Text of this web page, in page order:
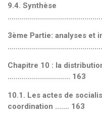
9.4. Synthèse
3ème Partie: analyses et
Chapitre 10 : la
............................... 163
10.1. Les actes de
coordination ....... 163